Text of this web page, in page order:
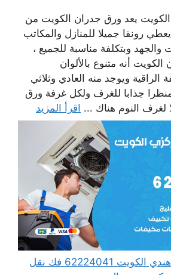
يعد ورق جدران الكويت من
رونقا جميلا للمنازل والمكاتب
والجهد وبتكلفة مناسبة للجميع ،
أنه متنوع بالألوان
الراقية ويوجد منه العادي وثلاثي
جذابا للغرف ولكل غرفة ورق
لغرف النوم هناك ... اقرأ المزيد
فني تكييف مركزي هندي الكويت 62224041 فك نقل